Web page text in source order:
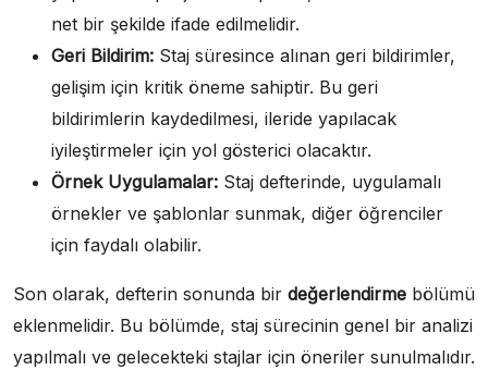
net bir şekilde ifade edilmelidir.
Geri Bildirim: Staj süresince alınan geri bildirimler,
gelişim için kritik öneme sahiptir. Bu geri
bildirimlerin kaydedilmesi, ileride yapılacak
iyileştirmeler için yol gösterici olacaktır.
Örnek Uygulamalar: Staj defterinde, uygulamalı
örnekler ve şablonlar sunmak, diğer öğrenciler
için faydalı olabilir.
Son olarak, defterin sonunda bir değerlendirme bölümü
eklenmelidir. Bu bölümde, staj sürecinin genel bir analizi
yapılmalı ve gelecekteki stajlar için öneriler sunulmalıdır.